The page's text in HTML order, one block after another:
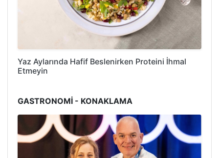
Yaz Aylarında Hafif Beslenirken Proteini İhmal
Etmeyin
GASTRONOMİ - KONAKLAMA